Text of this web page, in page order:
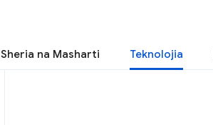
Sheria na Masharti Teknolojia